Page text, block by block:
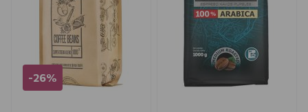
-26%